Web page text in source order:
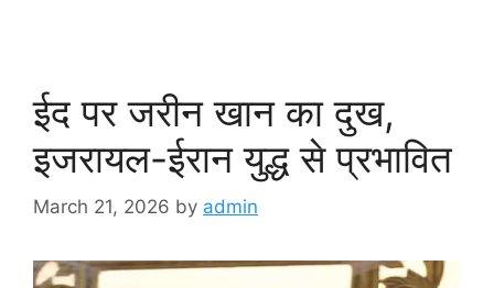
ईद पर जरीन खान का दुख,
इजरायल-ईरान युद्ध से प्रभावित
March 21, 2026 by admin